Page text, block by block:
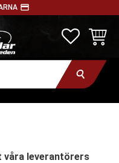
payment
våra leverantörers